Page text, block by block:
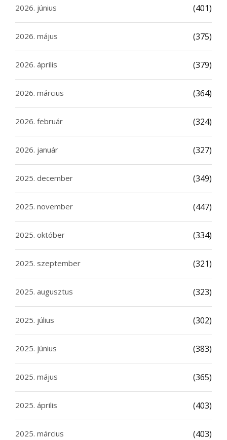
2026. június (401)
2026. május (375)
2026. április (379)
2026. március (364)
2026. február (324)
2026. január (327)
2025. december (349)
2025. november (447)
2025. október (334)
2025. szeptember (321)
2025. augusztus (323)
2025. július (302)
2025. június (383)
2025. május (365)
2025. április (403)
2025. március (403)